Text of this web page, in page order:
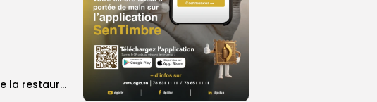
Magal Touba : dans les coulisses de la restauration de la presse...